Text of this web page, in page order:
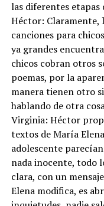
las diferentes etapas
Héctor: Claramente,
canciones para
ya grandes
chicos cobran otros
poemas, por la
manera tienen otro
hablando de otra
Virginia: Héctor
textos de María
adolescente
nada inocente, todo
clara, con un
Elena modifica, es